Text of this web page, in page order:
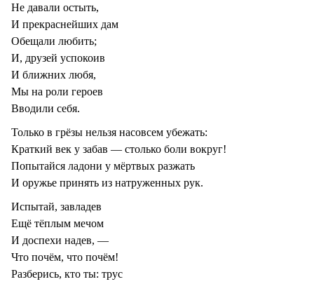
Не давали остыть,
И прекраснейших дам
Обещали любить;
И, друзей успокоив
И ближних любя,
Мы на роли героев
Вводили себя.
Только в грёзы нельзя насовсем убежать:
Краткий век у забав — столько боли вокруг!
Попытайся ладони у мёртвых разжать
И оружье принять из натруженных рук.
Испытай, завладев
Ещё тёплым мечом
И доспехи надев, —
Что почём, что почём!
Разберись, кто ты: трус